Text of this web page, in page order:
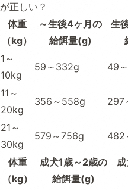
が正しい？
体重
（kg）
～生後4ヶ月の
給餌量(g)
生
1～
10kg
59～332g 49
11～
20kg
356～558g 297
21～
30kg
579～756g 482
体重
（kg）
成犬1歳～2歳の
給餌量(g)